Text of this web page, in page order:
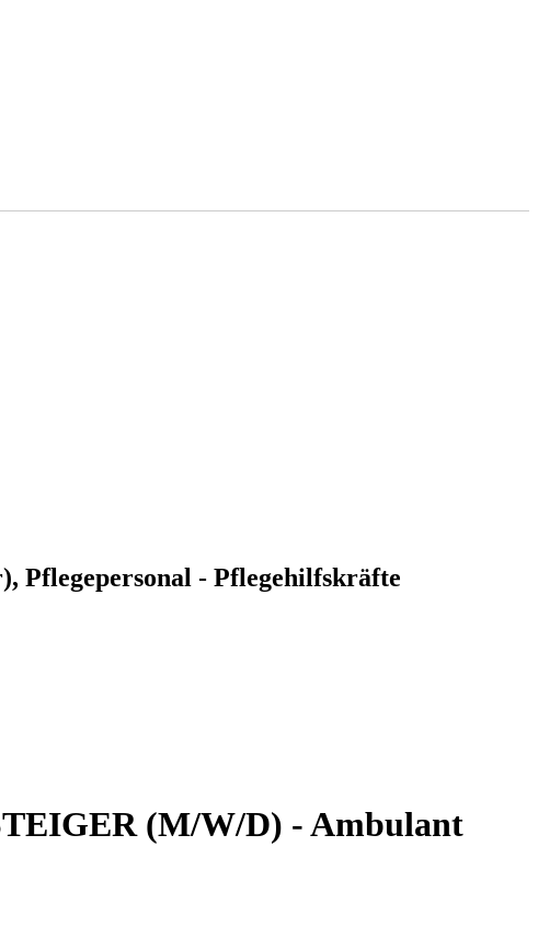
Pflegepersonal - Pflegehilfskräfte
(M/W/D) - Ambulant